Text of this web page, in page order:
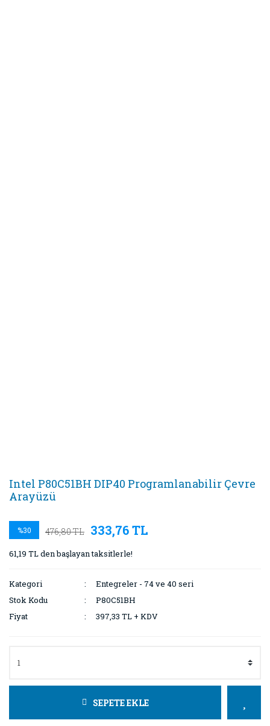
Intel P80C51BH DIP40 Programlanabilir Çevre
Arayüzü
%30 476,80 TL 333,76 TL
61,19 TL den başlayan taksitlerle!
Kategori
Entegreler - 74 ve 40 seri
Stok Kodu
P80C51BH
Fiyat
397,33 TL + KDV
SEPETE EKLE